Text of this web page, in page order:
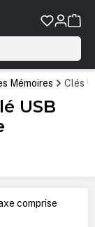
Mémoires Clés
USB